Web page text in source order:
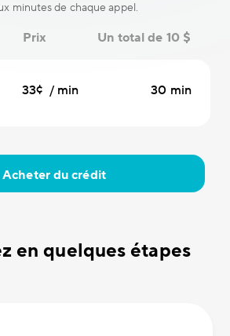
minutes de chaque appel.
Prix Un total de 10 $
33¢ / min 30 min
Acheter du crédit
en quelques étapes